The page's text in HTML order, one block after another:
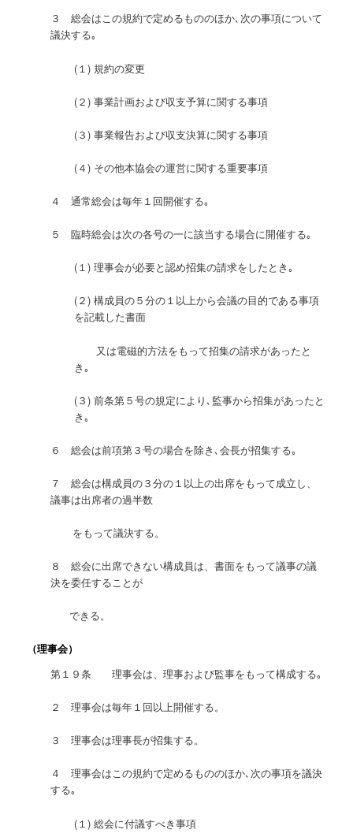
３ 総会はこの規約で定めるもののほか､次の事項について
議決する｡
(１) 規約の変更
(２) 事業計画および収支予算に関する事項
(３) 事業報告および収支決算に関する事項
(４) その他本協会の運営に関する重要事項
４ 通常総会は毎年１回開催する｡
５ 臨時総会は次の各号の一に該当する場合に開催する｡
(１) 理事会が必要と認め招集の請求をしたとき｡
(２) 構成員の５分の１以上から会議の目的である事項
を記載した書面
又は電磁的方法をもって招集の請求があったと
き｡
(３) 前条第５号の規定により､監事から招集があったと
き｡
６ 総会は前項第３号の場合を除き､会長が招集する｡
７ 総会は構成員の３分の１以上の出席をもって成立し、
議事は出席者の過半数
をもって議決する。
８ 総会に出席できない構成員は、書面をもって議事の議
決を委任することが
できる。
（理事会）
第１９条 理事会は、理事および監事をもって構成する｡
２ 理事会は毎年１回以上開催する。
３ 理事会は理事長が招集する。
４ 理事会はこの規約で定めるもののほか､次の事項を議決
する｡
(１) 総会に付議すべき事項